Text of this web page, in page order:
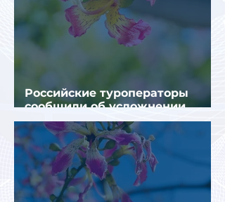
Российские туроператоры
сообщили об усложнении
получения виз в Грецию